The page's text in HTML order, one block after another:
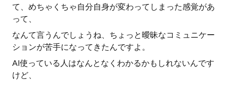
て、めちゃくちゃ自分自身が変わってしまった感覚があ
って、
なんて言うんでしょうね、ちょっと曖昧なコミュニケー
ションが苦手になってきたんですよ。
AI使っている人はなんとなくわかるかもしれないんです
けど、